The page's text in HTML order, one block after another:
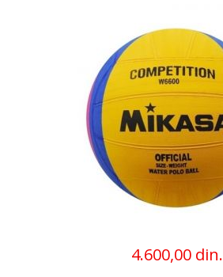
4.600,00 din.